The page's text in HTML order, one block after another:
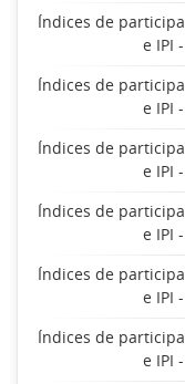
Índices de
e IPI
Índices de
e IPI
Índices de
e IPI
Índices de
e IPI
Índices de
e IPI
Índices de
e IPI